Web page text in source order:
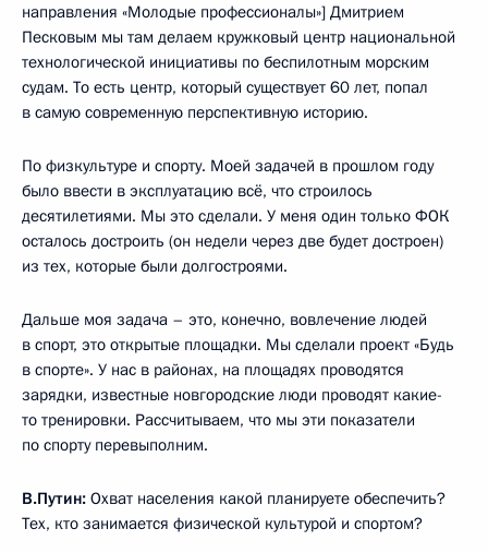
направления «Молодые профессионалы»] Дмитрием
Песковым мы там делаем кружковый центр национальной
технологической инициативы по беспилотным морским
судам. То есть центр, который существует 60 лет, попал
в самую современную перспективную историю.
По физкультуре и спорту. Моей задачей в прошлом году
было ввести в эксплуатацию всё, что строилось
десятилетиями. Мы это сделали. У меня один только ФОК
осталось достроить (он недели через две будет достроен)
из тех, которые были долгостроями.
Дальше моя задача – это, конечно, вовлечение людей
в спорт, это открытые площадки. Мы сделали проект «Будь
в спорте». У нас в районах, на площадях проводятся
зарядки, известные новгородские люди проводят какие-
то тренировки. Рассчитываем, что мы эти показатели
по спорту перевыполним.
В.Путин: Охват населения какой планируете обеспечить?
Тех, кто занимается физической культурой и спортом?